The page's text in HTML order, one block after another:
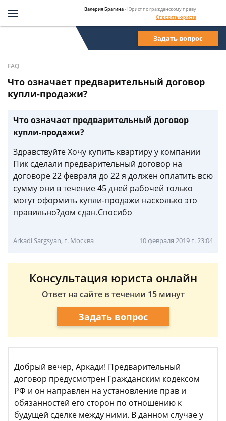
Валерия Брагина- Юрист по гражданскому праву
Спросить юриста
Задать вопрос
FAQ
Что означает предварительный договор
купли-продажи?
Что означает предварительный договор
купли-продажи?
Здравствуйте Хочу купить квартиру у компании
Пик сделали предварительный договор на
договоре 22 февраля до 22 я должен оплатить всю
сумму они в течение 45 дней рабочей только
могут оформить купли-продажи насколько это
правильно?дом сдан.Спосибо
Arkadi Sargsyan, г. Москва 10 февраля 2019 г. 23:04
Консультация юриста онлайн
Ответ на сайте в течении 15 минут
Задать вопрос
Добрый вечер, Аркади! Предварительный
договор предусмотрен Гражданским кодексом
РФ и он направлен на установление прав и
обязанностей его сторон по отношению к
будущей сделке между ними. В данном случае у